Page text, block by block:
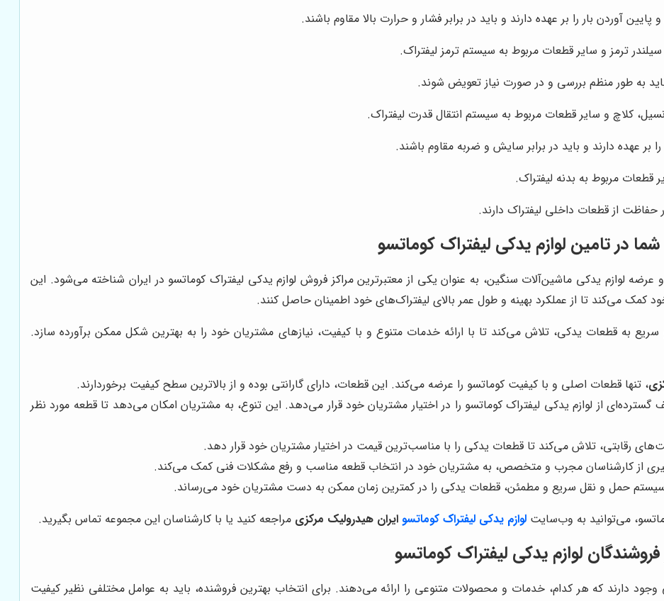
آوردن بار را بر عهده دارند و باید در برابر فشار و حرارت بالا مقاوم باشند.
ترمز و سایر قطعات مربوط به سیستم ترمز لیفتراک.
به طور منظم بررسی و در صورت نیاز تعویض شوند.
کلاچ و سایر قطعات مربوط به سیستم انتقال قدرت لیفتراک.
بر عهده دارند و باید در برابر سایش و ضربه مقاوم باشند.
قطعات مربوط به بدنه لیفتراک.
از قطعات داخلی لیفتراک دارند.
در تامین لوازم یدکی لیفتراک کوماتسو
عرضه لوازم یدکی ماشین‌آلات سنگین، به عنوان یکی از معتبرترین مراکز فروش لوازم یدکی لیفتراک کوماتسو در ایران شناخته می‌شود. این
کمک می‌کند تا از عملکرد بهینه و طول عمر بالای لیفتراک‌های خود اطمینان حاصل کنند.
به قطعات یدکی، تلاش می‌کند تا با ارائه خدمات متنوع و با کیفیت، نیازهای مشتریان خود را به بهترین شکل ممکن برآورده سازد.
، تنها قطعات اصلی و با کیفیت کوماتسو را عرضه می‌کند. این قطعات، دارای گارانتی بوده و از بالاترین سطح کیفیت برخوردارند.
گسترده‌ای از لوازم یدکی لیفتراک کوماتسو را در اختیار مشتریان خود قرار می‌دهد. این تنوع، به مشتریان امکان می‌دهد تا قطعه مورد نظر
رقابتی، تلاش می‌کند تا قطعات یدکی را با مناسب‌ترین قیمت در اختیار مشتریان خود قرار دهد.
از کارشناسان مجرب و متخصص، به مشتریان خود در انتخاب قطعه مناسب و رفع مشکلات فنی کمک می‌کند.
سیستم حمل و نقل سریع و مطمئن، قطعات یدکی را در کمترین زمان ممکن به دست مشتریان خود می‌رساند.
می‌توانید به وب‌سایت لوازم یدکی لیفتراک کوماتسو ایران هیدرولیک مرکزی مراجعه کنید یا با کارشناسان این مجموعه تماس بگیرید.
فروشندگان لوازم یدکی لیفتراک کوماتسو
وجود دارند که هر کدام، خدمات و محصولات متنوعی را ارائه می‌دهند. برای انتخاب بهترین فروشنده، باید به عوامل مختلفی نظیر کیفیت